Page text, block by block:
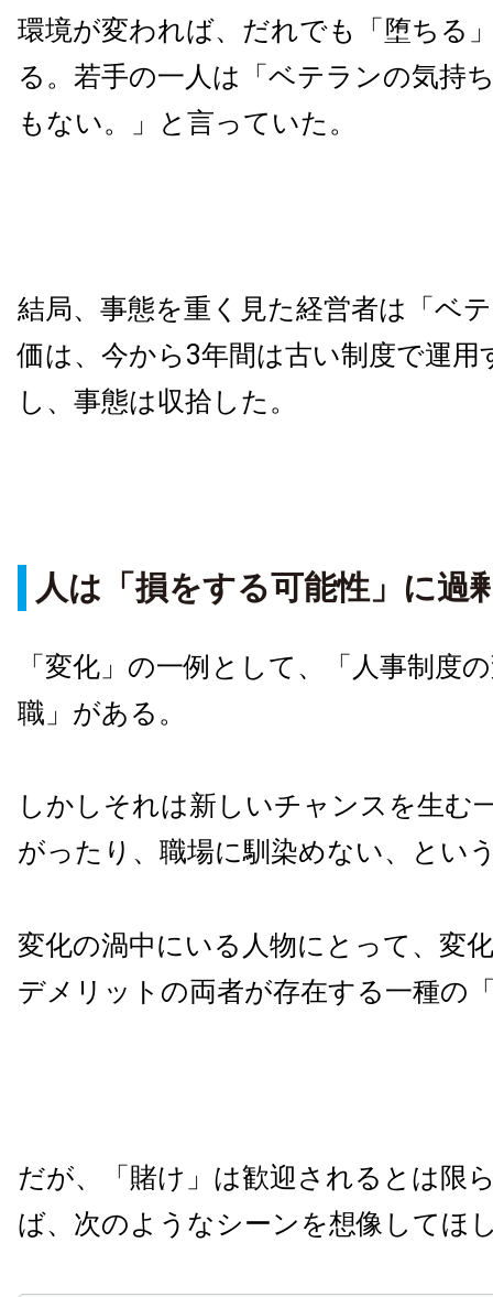
環境が変われば、だれでも「堕ちる
る。若手の一人は「ベテランの気持
もない。」と言っていた。
結局、事態を重く見た経営者は「ベ
価は、今から3年間は古い制度で運用
し、事態は収拾した。
人は「損をする可能性」に過
「変化」の一例として、「人事制度
職」がある。
しかしそれは新しいチャンスを生む
がったり、職場に馴染めない、とい
変化の渦中にいる人物にとって、変
デメリットの両者が存在する一種の
だが、「賭け」は歓迎されるとは限
ば、次のようなシーンを想像してほ